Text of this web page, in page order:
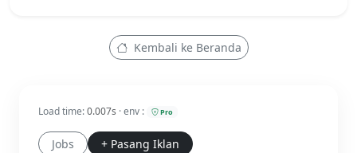
Kembali ke Beranda
Load time:0.007s · env : Pro
Jobs + Pasang Iklan